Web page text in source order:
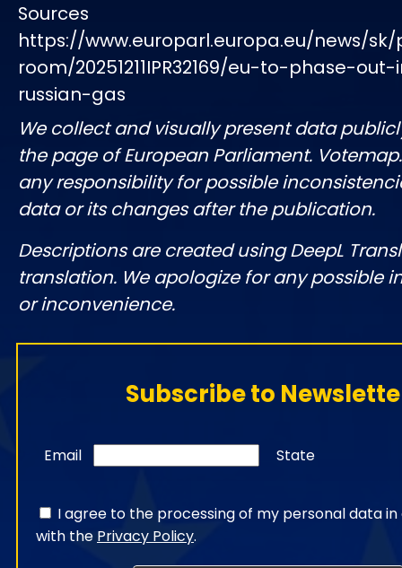
Sources
https://www.europarl.europa.eu/news/
room/20251211IPR32169/eu-to-phase-
russian-gas
We collect and visually present data
the page of European Parliament.
any responsibility for possible
data or its changes after the publication.
Descriptions are created using DeepL
translation. We apologize for any possible
or inconvenience.
Subscribe to
Email State
I agree to the processing of my personal data
with the Privacy Policy.